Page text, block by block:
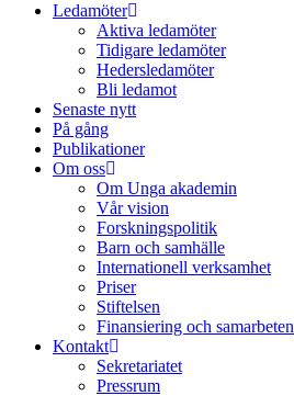
Ledamöter
Aktiva ledamöter
Tidigare ledamöter
Hedersledamöter
Bli ledamot
Senaste nytt
På gång
Publikationer
Om oss
Om Unga akademin
Vår vision
Forskningspolitik
Barn och samhälle
Internationell verksamhet
Priser
Stiftelsen
Finansiering och samarbeten
Kontakt
Sekretariatet
Pressrum